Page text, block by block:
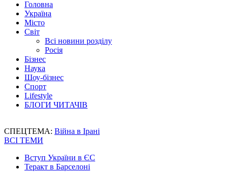
Головна
Україна
Місто
Світ
Всі новини розділу
Росія
Бізнес
Наука
Шоу-бізнес
Спорт
Lifestyle
БЛОГИ ЧИТАЧІВ
СПЕЦТЕМА: Війна в Ірані
ВСІ ТЕМИ
Вступ України в ЄС
Теракт в Барселоні